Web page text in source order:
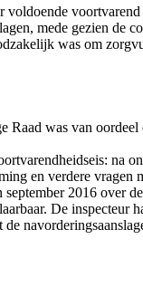
voldoende
mede gezien de
was om
was van
na
en verdere
2016 over
De inspecteur